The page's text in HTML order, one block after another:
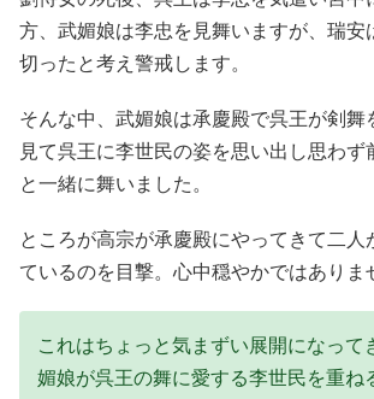
方、武媚娘は李忠を見舞いますが、瑞安
切ったと考え警戒します。
そんな中、武媚娘は承慶殿で呉王が剣舞
見て呉王に李世民の姿を思い出し思わず
と一緒に舞いました。
ところが高宗が承慶殿にやってきて二人
ているのを目撃。心中穏やかではありま
これはちょっと気まずい展開になって
媚娘が呉王の舞に愛する李世民を重ね